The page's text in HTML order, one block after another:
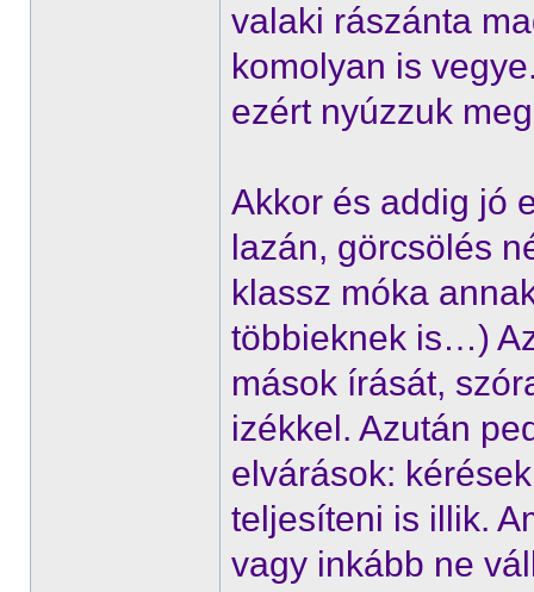
valaki rászánta
komolyan is
ezért nyúzzuk
Akkor és addig jó
lazán, görcsölés
klassz móka
többieknek is…)
mások írását,
izékkel. Azután
elvárások:
teljesíteni is illik.
vagy inkább ne